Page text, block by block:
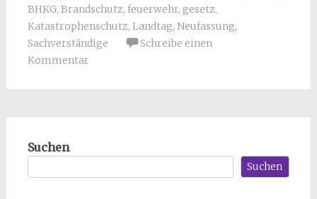
BHKG, Brandschutz, feuerwehr, gesetz,
Katastrophenschutz, Landtag, Neufassung,
Sachverständige
Schreibe einen
Kommentar
Suchen
Suchen